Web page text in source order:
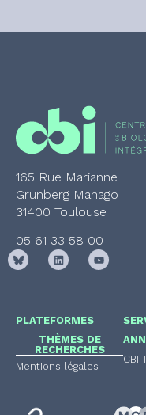
165 Rue Marianne
Grunberg Manago
31400 Toulouse
05 61 33 58 00
PLATEFORMES
THÈMES DE
RECHERCHES
Mentions légales
CBI